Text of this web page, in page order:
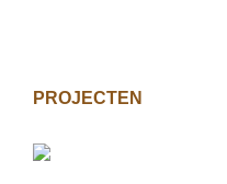
PROJECTEN